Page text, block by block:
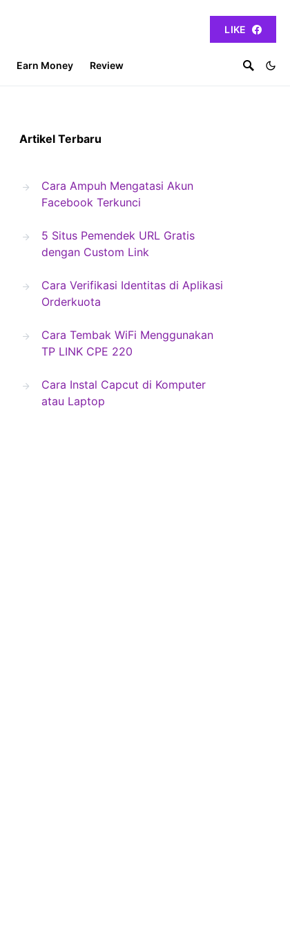
LIKE
Earn Money Review
Artikel Terbaru
Cara Ampuh Mengatasi Akun
Facebook Terkunci
5 Situs Pemendek URL Gratis
dengan Custom Link
Cara Verifikasi Identitas di Aplikasi
Orderkuota
Cara Tembak WiFi Menggunakan
TP LINK CPE 220
Cara Instal Capcut di Komputer
atau Laptop